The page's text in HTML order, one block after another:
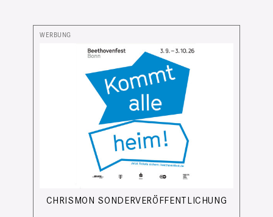
CHRISMON SONDERVERÖFFENTLICHUNG